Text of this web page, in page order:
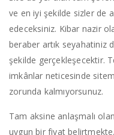
ve en iyi şekilde sizler de
edeceksiniz. Kibar nazir
beraber artık seyahatiniz
şekilde gerçekleşecektir.
imkânlar neticesinde
zorunda kalmıyorsunuz.
Tam aksine anlaşmalı
uygun bir fiyat